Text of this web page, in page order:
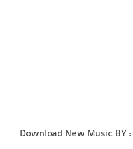
Download New Music BY :